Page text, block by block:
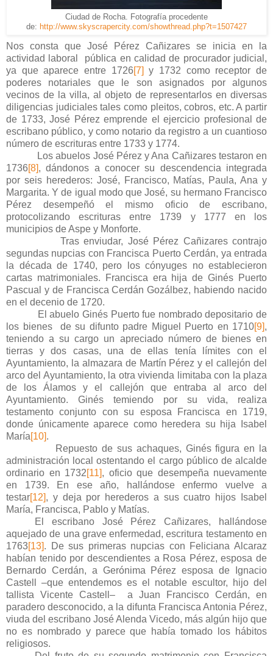
Ciudad de Rocha. Fotografía procedente
de: http://www.skyscrapercity.com/showthread.php?t=1507427
Nos consta que José Pérez Cañizares se inicia en la
actividad laboral pública en calidad de procurador judicial,
ya que aparece entre 1726[7] y 1732 como receptor de
poderes notariales que le son asignados por algunos
vecinos de la villa, al objeto de representarlos en diversas
diligencias judiciales tales como pleitos, cobros, etc. A partir
de 1733, José Pérez emprende el ejercicio profesional de
escribano público, y como notario da registro a un cuantioso
número de escrituras entre 1733 y 1774.
Los abuelos José Pérez y Ana Cañizares testaron en
1736[8], dándonos a conocer su descendencia integrada
por seis herederos: José, Francisco, Matías, Paula, Ana y
Margarita. Y de igual modo que José, su hermano Francisco
Pérez desempeñó el mismo oficio de escribano,
protocolizando escrituras entre 1739 y 1777 en los
municipios de Aspe y Monforte.
Tras enviudar, José Pérez Cañizares contrajo
segundas nupcias con Francisca Puerto Cerdán, ya entrada
la década de 1740, pero los cónyuges no establecieron
cartas matrimoniales. Francisca era hija de Ginés Puerto
Pascual y de Francisca Cerdán Gozálbez, habiendo nacido
en el decenio de 1720.
El abuelo Ginés Puerto fue nombrado depositario de
los bienes de su difunto padre Miguel Puerto en 1710[9],
teniendo a su cargo un apreciado número de bienes en
tierras y dos casas, una de ellas tenía límites con el
Ayuntamiento, la almazara de Martín Pérez y el callejón del
arco del Ayuntamiento, la otra vivienda limitaba con la plaza
de los Álamos y el callejón que entraba al arco del
Ayuntamiento. Ginés temiendo por su vida, realiza
testamento conjunto con su esposa Francisca en 1719,
donde únicamente aparece como heredera su hija Isabel
María[10].
Repuesto de sus achaques, Ginés figura en la
administración local ostentando el cargo público de alcalde
ordinario en 1732[11], oficio que desempeña nuevamente
en 1739. En ese año, hallándose enfermo vuelve a
testar[12], y deja por herederos a sus cuatro hijos Isabel
María, Francisca, Pablo y Matías.
El escribano José Pérez Cañizares, hallándose
aquejado de una grave enfermedad, escritura testamento en
1763[13]. De sus primeras nupcias con Feliciana Alcaraz
habían tenido por descendientes a Rosa Pérez, esposa de
Bernardo Cerdán, a Gerónima Pérez esposa de Ignacio
Castell –que entendemos es el notable escultor, hijo del
tallista Vicente Castell– a Juan Francisco Cerdán, en
paradero desconocido, a la difunta Francisca Antonia Pérez,
viuda del escribano José Alenda Vicedo, más algún hijo que
no es nombrado y parece que había tomado los hábitos
religiosos.